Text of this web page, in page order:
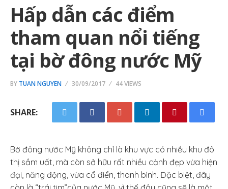
Hấp dẫn các điểm
tham quan nổi tiếng
tại bờ đông nước Mỹ
BY TUAN NGUYEN 30/09/2017 44 VIEWS
SHARE:
Bờ đông nước Mỹ không chỉ là khu vực có nhiều khu đô
thị sầm uất, mà còn sở hữu rất nhiều cảnh đẹp vừa hiện
đại, năng động, vừa cổ điển, thanh bình. Đặc biệt, đây